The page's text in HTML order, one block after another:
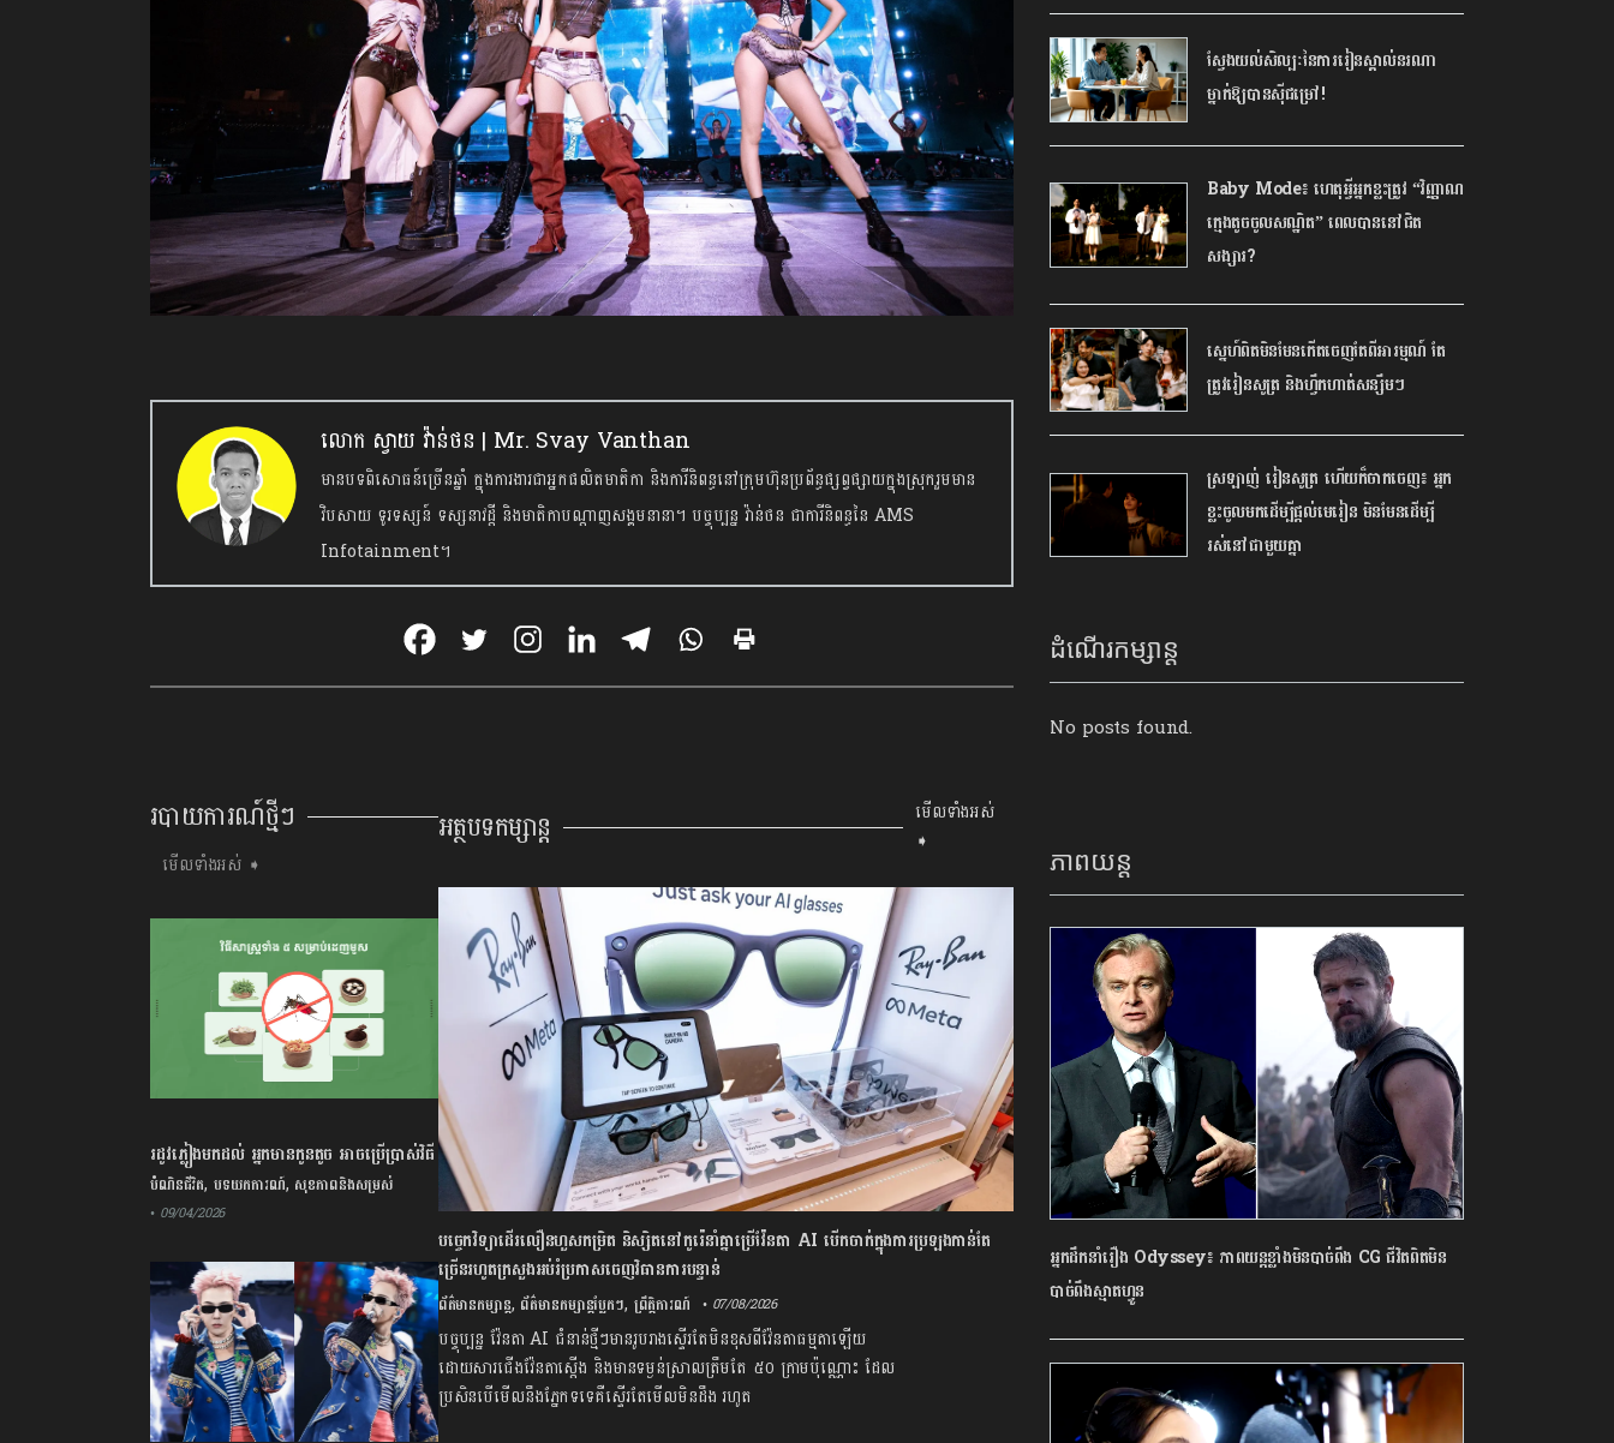
លោក ស្វាយ វ៉ាន់ថន | Mr. Svay Vanthan
មានបទពិសោធន៍ច្រើនឆ្នាំ ក្នុងការងារជាអ្នកផលិតមាតិកា និងការីនិពន្ធនៅក្រុមហ៊ុនប្រព័ន្ធផ្សព្វផ្សាយក្នុងស្រុករួមមាន
វិបសាយ ទូរទស្សន៍ ទស្សនាវដ្ដី និងមាតិកាបណ្ដាញសង្គមនានា។ បច្ចុប្បន្ន វ៉ាន់ថន ជាការីនិពន្ធនៃ AMS
Infotainment។
របាយការណ៍ថ្មីៗ
មើលទាំងអស់ ➧
រដូវភ្លៀងមកដល់ អ្នកមានកូនតូច អាចប្រើប្រាស់វិធី
សាស្រ្តទាំង ៥នេះ ដេញមូសបានតាមបែបធម្មជាតិ​
បំណិនជីវិត, បទយកការណ៍, សុខភាពនិងសម្រស់
• 09/04/2026
អត្ថបទកម្សាន្ត
មើលទាំងអស់
➧
បច្ចេកវិទ្យាដើរលឿនហួសកម្រិត និស្សិតនៅកូរ៉េនាំគ្នាប្រើវ៉ែនតា AI បើកចាក់ក្នុងការប្រឡងកាន់តែ
ច្រើនរហូតក្រសួងអប់រំប្រកាសចេញវិធានការបន្ទាន់
ព័ត៌មានកម្សាន្ត, ព័ត៌មានកម្សាន្តប្លែកៗ, ព្រឹត្តិការណ៍ • 07/08/2026
បច្ចុប្បន្ន វ៉ែនតា AI ជំនាន់ថ្មីៗមានរូបរាងស្ទើរតែមិនខុសពីវ៉ែនតាធម្មតាឡើយ
ដោយសារជើងវ៉ែនតាស្តើង និងមានទម្ងន់ស្រាលត្រឹមតែ ៥០ ក្រាមប៉ុណ្ណោះ ដែល
ប្រសិនបើមើលនឹងភ្នែកទទេគឺស្ទើរតែមើលមិនដឹង រហូត
ស្វែងយល់សិល្បៈនៃការរៀនស្គាល់នរណា
ម្នាក់ឱ្យបានស៊ីជម្រៅ!
Baby Mode៖ ហេតុអ្វីអ្នកខ្លះត្រូវ “វិញ្ញាណ
ក្មេងតូចចូលសណ្ឋិត” ពេលបាននៅជិត
សង្សារ?
ស្នេហ៍ពិតមិនមែនកើតចេញតែពីអារម្មណ៍ តែ
ត្រូវរៀនសូត្រ និងហ្វឹកហាត់សន្សឹមៗ
ស្រឡាញ់ រៀនសូត្រ ហើយក៏ចាកចេញ៖ អ្នក
ខ្លះចូលមកដើម្បីផ្ដល់មេរៀន មិនមែនដើម្បី
រស់នៅជាមួយគ្នា
ដំណើរកម្សាន្ត
No posts found.
ភាពយន្ត
អ្នកដឹកនាំរឿង Odyssey៖ ភាពយន្តខ្លាំងមិនបាច់ពឹង CG ជីវិតពិតមិន
បាច់ពឹងស្មាតហ្វូន